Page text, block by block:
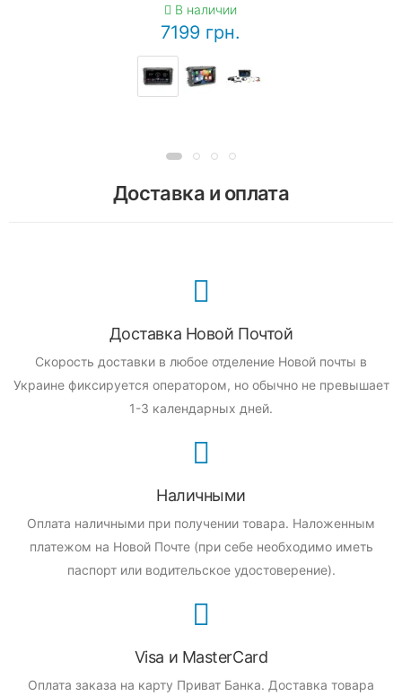
В наличии
7199 грн.
Доставка и оплата
Доставка Новой Почтой
Скорость доставки в любое отделение Новой почты в
Украине фиксируется оператором, но обычно не превышает
1-3 календарных дней.
Наличными
Оплата наличными при получении товара. Наложенным
платежом на Новой Почте (при себе необходимо иметь
паспорт или водительское удостоверение).
Visa и MasterCard
Оплата заказа на карту Приват Банка. Доставка товара